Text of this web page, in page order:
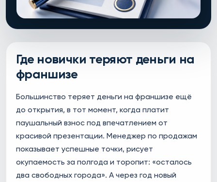
Где новички теряют деньги на
франшизе
Большинство теряет деньги на франшизе ещё
до открытия, в тот момент, когда платит
паушальный взнос под впечатлением от
красивой презентации. Менеджер по продажам
показывает успешные точки, рисует
окупаемость за полгода и торопит: «осталось
два свободных города». А через год новый